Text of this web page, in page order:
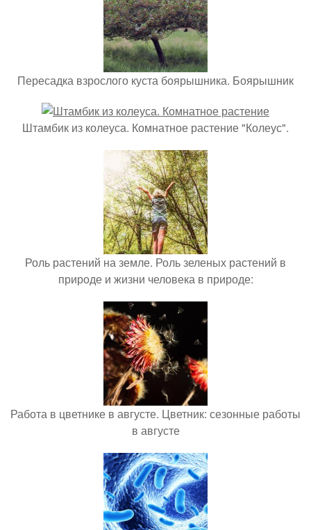
Пересадка взрослого куста боярышника. Боярышник
Штамбик из колеуса. Комнатное растение "Колеус".
Роль растений на земле. Роль зеленых растений в
природе и жизни человека в природе:
Работа в цветнике в августе. Цветник: сезонные работы
в августе